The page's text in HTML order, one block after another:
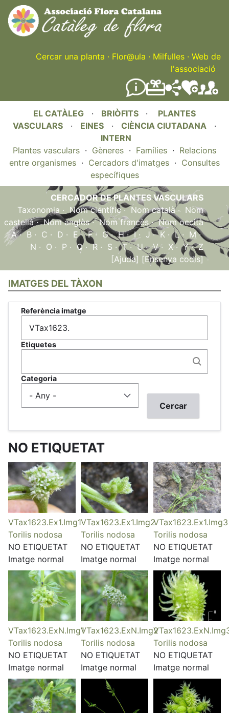
Skip
to
main
content
Cercar una planta · Flor@ula · Milfulles · Web de
l'associació
EL CATÀLEG · BRIÒFITS · PLANTES
VASCULARS · EINES · CIÈNCIA CIUTADANA ·
INTERN
Plantes vasculars · Gèneres · Famílies · Relacions
entre organismes · Cercadors d'imatges · Consultes
específiques
CERCADOR DE PLANTES VASCULARS
Taxonomia · Nom científic·Nom català· Nom
castellà·Nom anglès·Nom francès·Nom occità
A·B · C · D · E·F· G·H·I· J ·K ·L· M·
N · O · P · Q·R · S ·T ·U·V· X·Y·Z
[Ajuda] [Ensenya codis]
IMATGES DEL TÀXON
Referència imatge
Etiquetes
Categoria
NO ETIQUETAT
VTax1623.Ex1.Img1
Torilis nodosa
NO ETIQUETAT
Imatge normal
VTax1623.Ex1.Img2
Torilis nodosa
NO ETIQUETAT
Imatge normal
VTax1623.Ex1.Img3
Torilis nodosa
NO ETIQUETAT
Imatge normal
VTax1623.ExN.Img1
Torilis nodosa
NO ETIQUETAT
Imatge normal
VTax1623.ExN.Img2
Torilis nodosa
NO ETIQUETAT
Imatge normal
Torilis nodosa
NO ETIQUETAT
Imatge normal